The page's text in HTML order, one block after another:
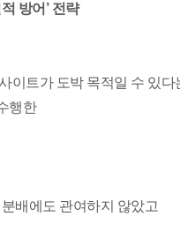
방어’ 전략
이트가 도박 목적일 수 있
행한
배에도 관여하지 않았고